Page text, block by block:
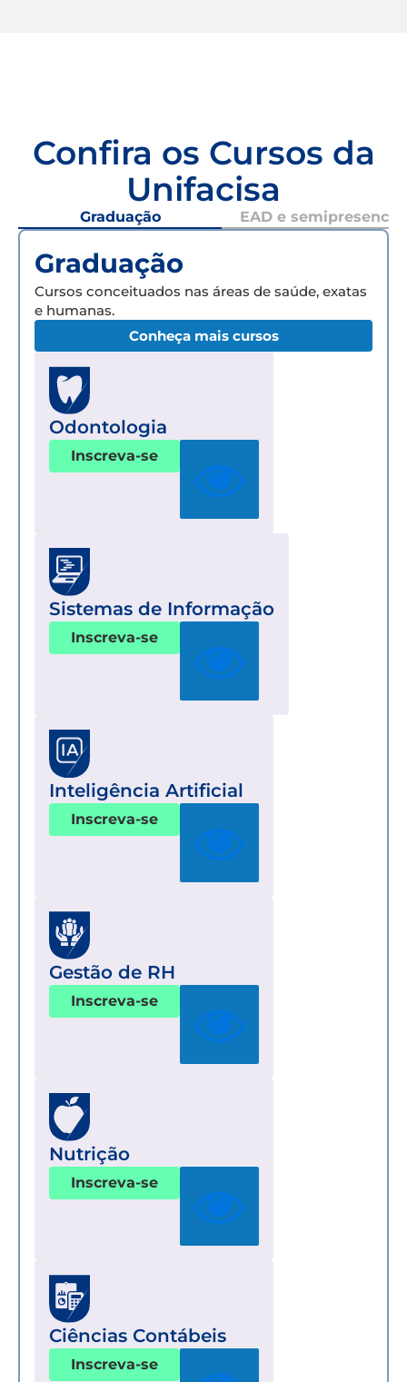
Confira os Cursos da
Unifacisa
Graduação EAD e semipresencial
Graduação
Cursos conceituados nas áreas de saúde, exatas
e humanas.
Conheça mais cursos
Odontologia
Inscreva-se
Sistemas de Informação
Inscreva-se
Inteligência Artificial
Inscreva-se
Gestão de RH
Inscreva-se
Nutrição
Inscreva-se
Ciências Contábeis
Inscreva-se